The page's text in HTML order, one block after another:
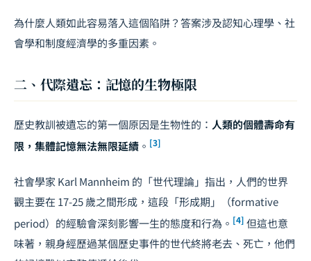
為什麼人類如此容易落入這個陷阱？答案涉及認知心理學、社
會學和制度經濟學的多重因素。
二、代際遺忘：記憶的生物極限
歷史教訓被遺忘的第一個原因是生物性的： 人類的個體壽命有
限，集體記憶無法無限延續 。 [3]
社會學家 Karl Mannheim 的「世代理論」指出，人們的世界
觀主要在 17-25 歲之間形成，這段「形成期」（formative
period）的經驗會深刻影響一生的態度和行為。 [4] 但這也意
味著，親身經歷過某個歷史事件的世代終將老去、死亡，他們